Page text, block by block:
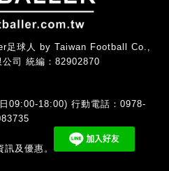
球人 by Taiwan Football Co.,
司 統編：82902870
09:00-18:00) 行動電話：0978-
及優惠。